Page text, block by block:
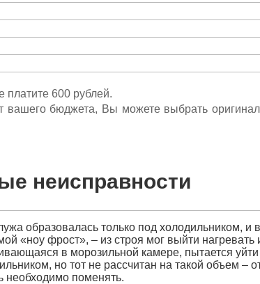
платите 600 рублей.
вашего бюджета, Вы можете выбрать
неисправности
образовалась только под холодильником, и
«ноу фрост», – из строя мог выйти нагревать
в морозильной камере, пытается
но тот не рассчитан на такой объем –
необходимо поменять.